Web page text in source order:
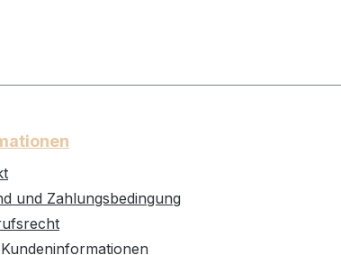
und Zahlungsbedingung